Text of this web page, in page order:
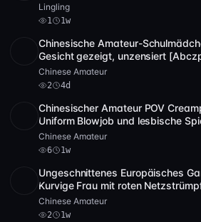
Lingling
1 1w
2 Video 2:24:27
Chinesische Amateur-
Gesicht gezeigt, unzensiert
Chinese Amateur
2 4d
1:07:35
Chinesischer Amateur POV
Uniform Blowjob und lesbische
Chinese Amateur
6 1w
Ungeschnittenes Europäisches
Kurvige Frau mit roten
Wok-Szene
Chinese Amateur
2 1w